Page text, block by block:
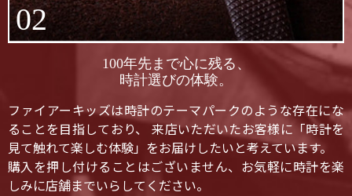
02
100年先まで心に残る、
時計選びの体験。
ファイアーキッズは時計のテーマパークのような存在にな
ることを目指しており、 来店いただいたお客様に「時計を
見て触れて楽しむ体験」をお届けしたいと考えています。
購入を押し付けることはございません、お気軽に時計を楽
しみに店舗までいらしてください。